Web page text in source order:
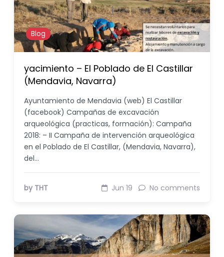
Blog
yacimiento – El Poblado de El Castillar
(Mendavia, Navarra)
Ayuntamiento de Mendavia (web) El Castillar
(facebook) Campañas de excavación
arqueológica (practicas, formación): Campaña
2018: – II Campaña de intervención arqueológica
en el Poblado de El Castillar, (Mendavia, Navarra),
del…
by THT Jun 19 No comments